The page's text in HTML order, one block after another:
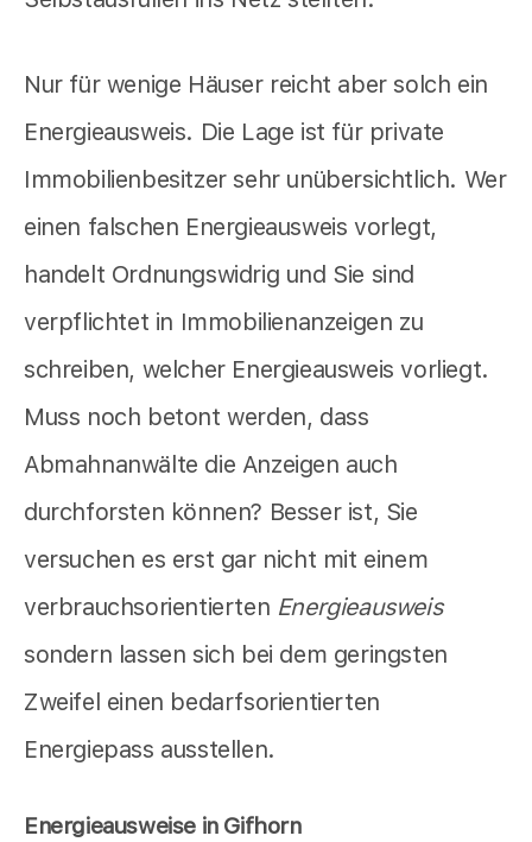
Nur für wenige Häuser reicht aber solch ein
Energieausweis. Die Lage ist für private
Immobilienbesitzer sehr unübersichtlich. Wer
einen falschen Energieausweis vorlegt,
handelt Ordnungswidrig und Sie sind
verpflichtet in Immobilienanzeigen zu
schreiben, welcher Energieausweis vorliegt.
Muss noch betont werden, dass
Abmahnanwälte die Anzeigen auch
durchforsten können? Besser ist, Sie
versuchen es erst gar nicht mit einem
verbrauchsorientierten Energieausweis
sondern lassen sich bei dem geringsten
Zweifel einen bedarfsorientierten
Energiepass ausstellen.
Energieausweise in Gifhorn